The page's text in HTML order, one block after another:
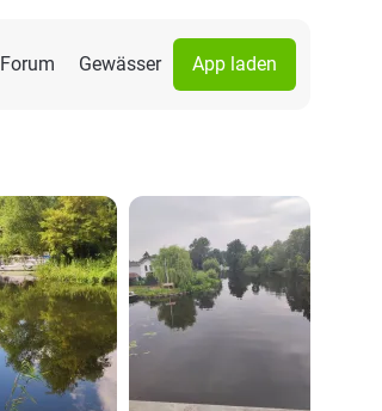
Forum Gewässer App laden